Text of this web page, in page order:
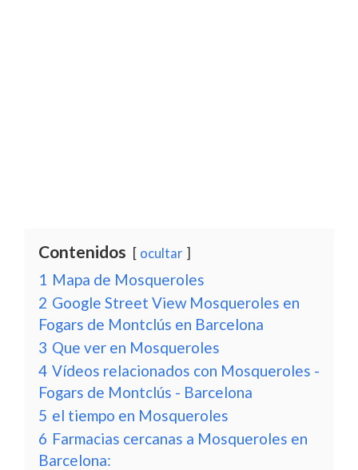
Contenidos ocultar
1 Mapa de Mosqueroles
2 Google Street View Mosqueroles en
Fogars de Montclús en Barcelona
3 Que ver en Mosqueroles
4 Vídeos relacionados con Mosqueroles -
Fogars de Montclús - Barcelona
5 el tiempo en Mosqueroles
6 Farmacias cercanas a Mosqueroles en
Barcelona: